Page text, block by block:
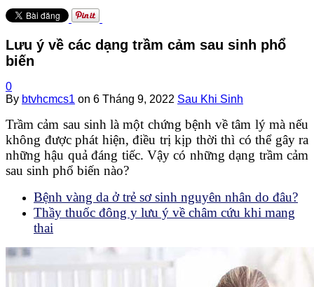
Lưu ý về các dạng trầm cảm sau sinh phổ
biến
0
By btvhcmcs1 on 6 Tháng 9, 2022 Sau Khi Sinh
Trầm cảm sau sinh là một chứng bệnh về tâm lý mà nếu
không được phát hiện, điều trị kịp thời thì có thể gây ra
những hậu quả đáng tiếc. Vậy có những dạng trầm cảm
sau sinh phổ biến nào?
Bệnh vàng da ở trẻ sơ sinh nguyên nhân do đâu?
Thầy thuốc đông y lưu ý về châm cứu khi mang
thai